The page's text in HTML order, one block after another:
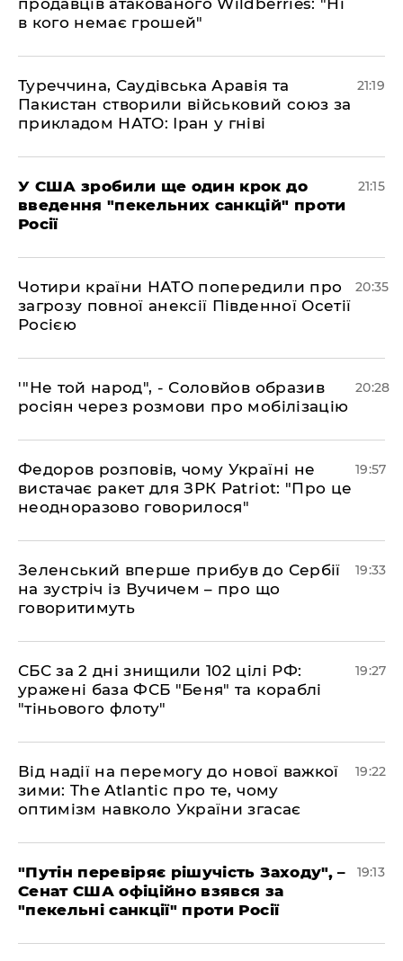
продавців атакованого Wildberries: "Ні
в кого немає грошей"
​Туреччина, Саудівська Аравія та
Пакистан створили військовий союз за
прикладом НАТО: Іран у гніві
21:19
​У США зробили ще один крок до
введення "пекельних санкцій" проти
Росії
21:15
​Чотири країни НАТО попередили про
загрозу повної анексії Південної Осетії
Росією
20:35
​'"Не той народ", - Соловйов образив
росіян через розмови про мобілізацію
20:28
​Федоров розповів, чому Україні не
вистачає ракет для ЗРК Patriot: "Про це
неодноразово говорилося"
19:57
​Зеленський вперше прибув до Сербії
на зустріч із Вучичем – про що
говоритимуть
19:33
​СБС за 2 дні знищили 102 цілі РФ:
уражені база ФСБ "Беня" та кораблі
"тіньового флоту"
19:27
​Від надії на перемогу до нової важкої
зими: The Atlantic про те, чому
оптимізм навколо України згасає
19:22
​"Путін перевіряє рішучість Заходу", –
Сенат США офіційно взявся за
"пекельні санкції" проти Росії
19:13